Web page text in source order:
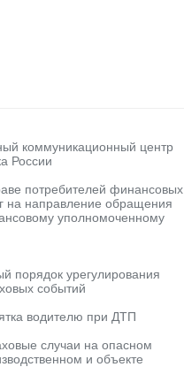
коммуникационный центр
России
потребителей финансовых
на направление обращения
уполномоченному
порядок урегулирования
событий
водителю при ДТП
случаи на опасном
и объекте